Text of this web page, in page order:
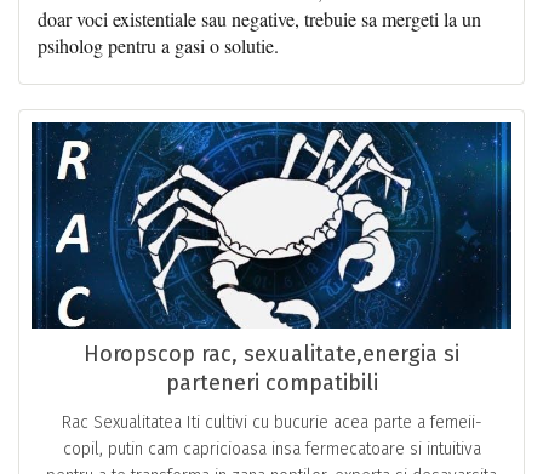
doar voci existentiale sau negative, trebuie sa mergeti la un
psiholog pentru a gasi o solutie.
Horopscop rac, sexualitate,energia si
parteneri compatibili
Rac Sexualitatea Iti cultivi cu bucurie acea parte a femeii-
copil, putin cam capricioasa insa fermecatoare si intuitiva